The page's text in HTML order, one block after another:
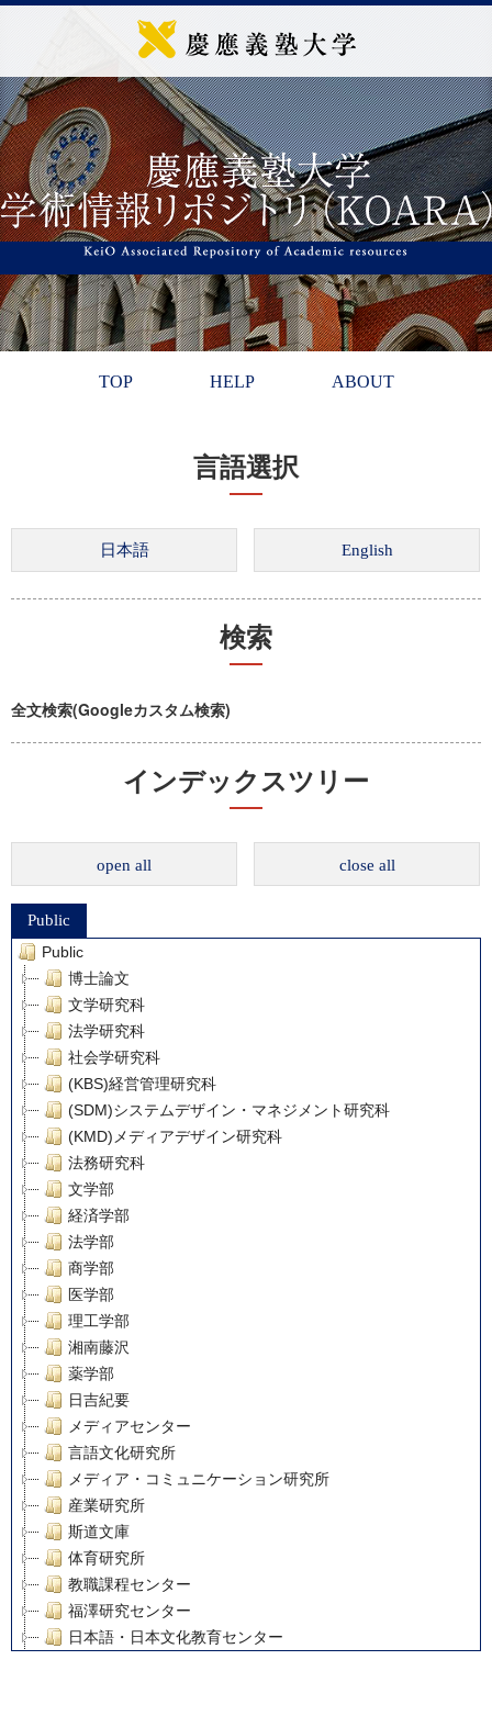
TOP HELP ABOUT
言語選択
検索
全文検索(Googleカスタム検索)
インデックスツリー
open all close all
Public
Public
博士論文
文学研究科
法学研究科
社会学研究科
(KBS)経営管理研究科
(SDM)システムデザイン・マネジメント研究科
(KMD)メディアデザイン研究科
法務研究科
文学部
経済学部
法学部
商学部
医学部
理工学部
湘南藤沢
薬学部
日吉紀要
メディアセンター
言語文化研究所
メディア・コミュニケーション研究所
産業研究所
斯道文庫
体育研究所
教職課程センター
福澤研究センター
日本語・日本文化教育センター